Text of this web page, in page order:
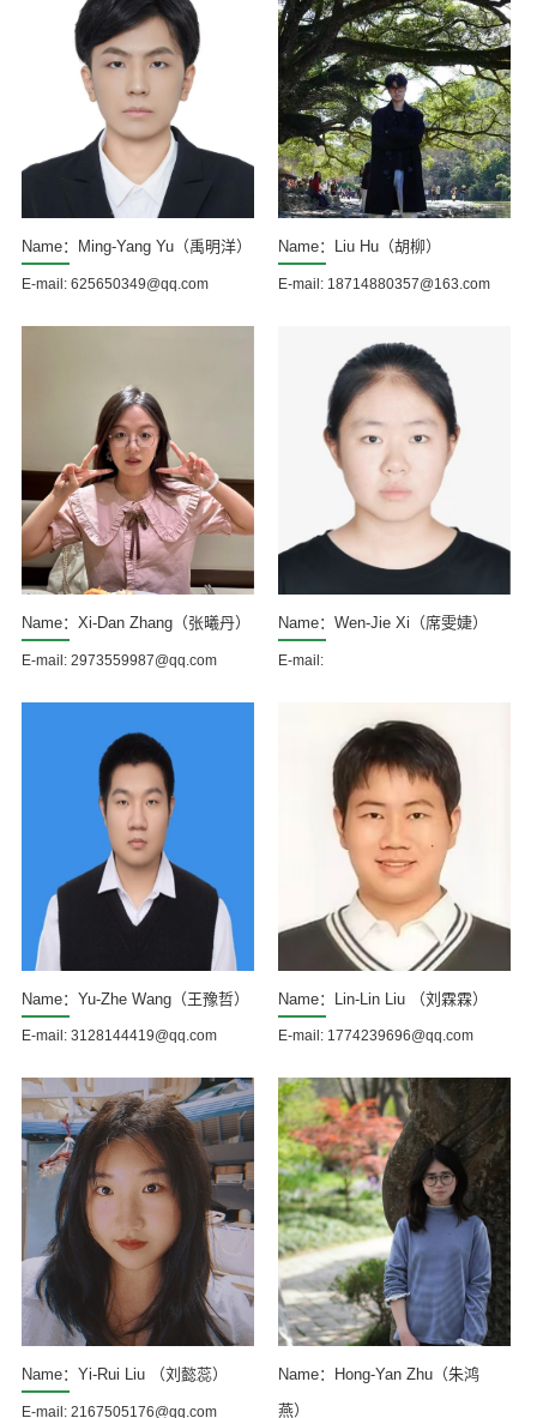
Name：Ming-Yang Yu（禹明洋）
E-mail: 625650349@qq.com
Name：Liu Hu（胡柳）
E-mail: 18714880357@163.com
Name：Xi-Dan Zhang（张曦丹）
E-mail: 2973559987@qq.com
Name：Wen-Jie Xi（席雯婕）
E-mail:
Name：Yu-Zhe Wang（王豫哲）
E-mail: 3128144419@qq.com
Name：Lin-Lin Liu （刘霖霖）
E-mail: 1774239696@qq.com
Name：Yi-Rui Liu （刘懿蕊）
E-mail: 2167505176@qq.com
Name：Hong-Yan Zhu（朱鸿
燕）